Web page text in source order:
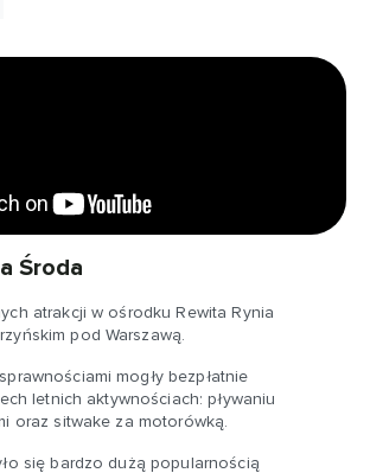
Środa
atrakcji w ośrodku Rewita Rynia
pod Warszawą.
mogły bezpłatnie
letnich aktywnościach: pływaniu
oraz sitwake za motorówką.
się bardzo dużą popularnością